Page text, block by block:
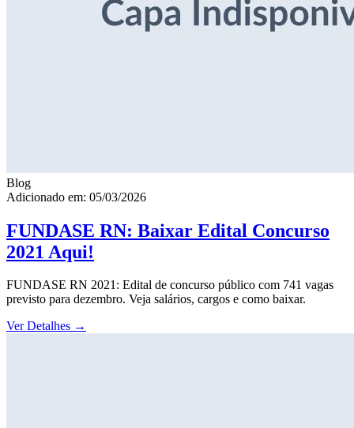
Blog
Adicionado em: 05/03/2026
FUNDASE RN: Baixar Edital Concurso
2021 Aqui!
FUNDASE RN 2021: Edital de concurso público com 741 vagas
previsto para dezembro. Veja salários, cargos e como baixar.
Ver Detalhes →